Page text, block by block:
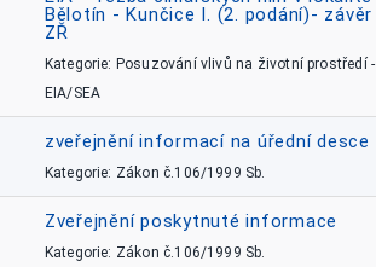
Bělotín - Kunčice I. (2. podání)- závěr
ZŘ
Kategorie: Posuzování vlivů na životní prostředí -
EIA/SEA
zveřejnění informací na úřední desce
Kategorie: Zákon č.106/1999 Sb.
Zveřejnění poskytnuté informace
Kategorie: Zákon č.106/1999 Sb.